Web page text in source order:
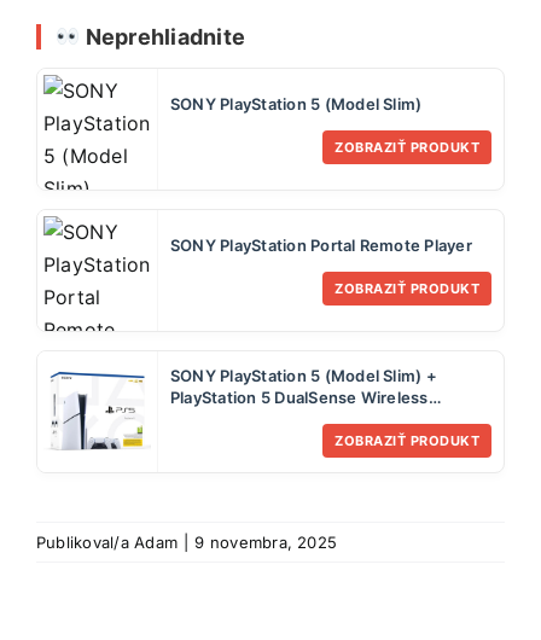
Neprehliadnite
SONY PlayStation 5 (Model Slim)
ZOBRAZIŤ PRODUKT
SONY PlayStation Portal Remote Player
ZOBRAZIŤ PRODUKT
SONY PlayStation 5 (Model Slim) +
PlayStation 5 DualSense Wireless
Controllers, čierna a biela
ZOBRAZIŤ PRODUKT
Publikoval/aAdam 9 novembra, 2025